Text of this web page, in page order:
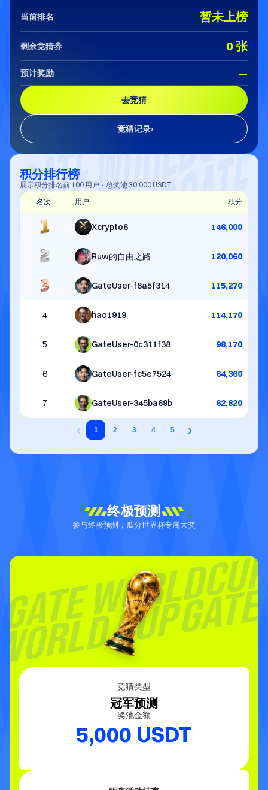
竞猜记录›
去竞猜
当前排名 暂未上榜
剩余竞猜券 0 张
预计奖励 —
积分排行榜
展示积分排名前 100 用户 · 总奖池 30,000 USDT
名次
用户 积分
Xcrypto8 146,000
Ruw的自由之路 120,060
GateUser-f8a5f314 115,270
4 hao1919 114,170
5 GateUser-0c311f38 98,170
6 GateUser-fc5e7524 64,360
7 GateUser-345ba69b 62,820
‹ 1 2 3 4 5 ›
终极预测
参与终极预测，瓜分世界杯专属大奖
竞猜类型
冠军预测
奖池金额
5,000 USDT